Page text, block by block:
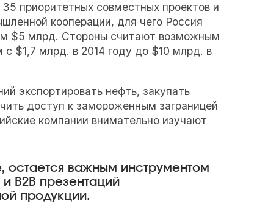
приоритетных совместных проектов и
кооперации, для чего Россия
$5 млрд. Стороны считают возможным
$1,7 млрд. в 2014 году до $10 млрд. в
экспортировать нефть, закупать
доступ к замороженным заграницей
компании внимательно изучают
остается важным инструментом
В2В презентаций
продукции.